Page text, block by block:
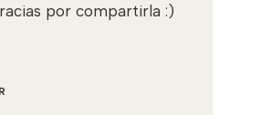
por compartirla :)